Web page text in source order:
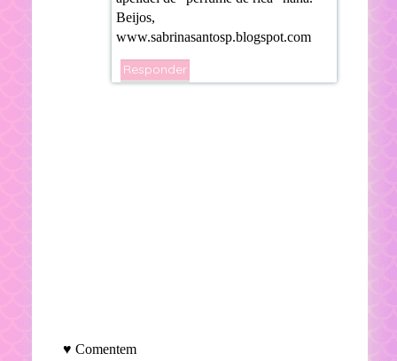
Beijos,
www.sabrinasantosp.blogspot.com
Responder
♥ Comentem